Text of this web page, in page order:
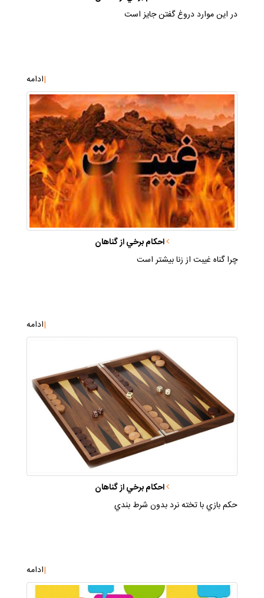
در اين موارد دروغ گفتن جايز است
|ادامه
احكام برخي از گناهان
چرا گناه غيبت از زنا بيشتر است
|ادامه
احكام برخي از گناهان
حكم بازي با تخته نرد بدون شرط بندي
|ادامه